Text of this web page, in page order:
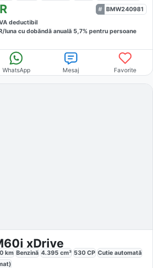
BMW240981
deductibil
lunacu dobăndă anuală 5,7% pentru persoane
WhatsApp Mesaj Favorite
xDrive
km Benzină 4.395 cm³ 530 CP Cutie automată